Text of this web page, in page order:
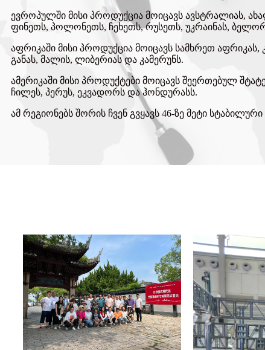
ევროპულში მისი პროდუქცია მოიცავს ავსტრალიას,
ფინეთს, პოლონეთს, ჩეხეთს, რუსეთს, უკრაინას,
აფრიკაში მისი პროდუქცია მოიცავს სამხრეთ აფრიკას,
განას, მალის, ლიბერიას და კამერუნს.
ამერიკაში მისი პროდუქტები მოიცავს შეერთებულ
ჩილეს, პერუს, ეკვადორს და ჰონდურასს.
ამ რეგიონებს შორის ჩვენ გვყავს 46-ზე მეტი